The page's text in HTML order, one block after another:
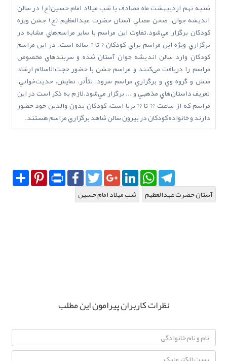
شنبه نهم ارديبهشت ماه مصادف با شب ميلاد امام حسين(ع) در سالن
انديشه جوان، صحن مصلي آستان حضرت عبدالعظيم (ع) جشن ويژه
کودکان برگزار مي‌شود.تفاوت اين مراسم با ساير مراسم‌هاي مشابه در
برگزاري ويژه اين مراسم براي کودکان ? تا ? ساله است. در اين مراسم
کودکان وارد سالن انديشه جوان آستان شده و سربندهاي مخصوص
مراسم را دريافت مي‌کنند و مراسم جشن با حضور حجت‌الاسلام ارشاد
منش و گروه وي و برگزاري مراسم سرود، تئأتر، نمايش، حديث‌خواني،
تعريف داستان‌هاي مذهبي و ... برگزار مي‌شود.لازم به ذکر است در اين
مراسم که از ساعت ?? تا ?? برپا است، کودکان بدون والدين خود حضور
دارند و خانواده کودکان در بيرون سالن شاهد برگزاري مراسم هستند.
SharePinterest
Print FacebookTwitterGoogle+LinkedInWhatsAppTelegram
آستان حضرت عبدالعظيم شب ميلاد امام حسين
نظرات کاربران پیرامون این مطلب